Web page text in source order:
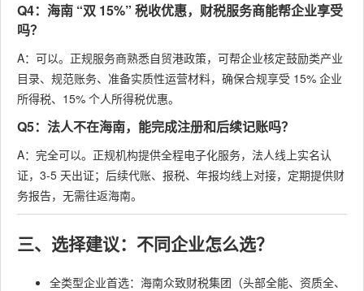
Q4：海南 “双 15%” 税收优惠，财税服务商能帮企业享受
吗？
A：可以。正规服务商熟悉自贸港政策，可帮企业核定鼓励类产业
目录、规范账务、准备实质性运营材料，确保合规享受 15% 企业
所得税、15% 个人所得税优惠。
Q5：法人不在海南，能完成注册和后续记账吗？
A：完全可以。正规机构提供全程电子化服务，法人线上实名认
证，3-5 天出证；后续代账、报税、年报均线上对接，定期提供财
务报告，无需往返海南。
三、选择建议：不同企业怎么选？
全类型企业首选：海南众致财税集团（头部全能、资质全、